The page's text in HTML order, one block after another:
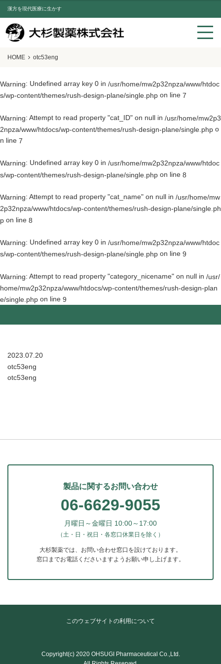
漢方を現代医療に生かす
HOME otc53eng
Warning: Undefined array key 0 in /usr/home/mw2p32npza/www/htdoc
s/wp-content/themes/rush-design-plane/single.php on line 7
Warning: Attempt to read property "cat_ID" on null in /usr/home/mw2p3
2npza/www/htdocs/wp-content/themes/rush-design-plane/single.php o
n line 7
Warning: Undefined array key 0 in /usr/home/mw2p32npza/www/htdoc
s/wp-content/themes/rush-design-plane/single.php on line 8
Warning: Attempt to read property "cat_name" on null in /usr/home/mw
2p32npza/www/htdocs/wp-content/themes/rush-design-plane/single.ph
p on line 8
Warning: Undefined array key 0 in /usr/home/mw2p32npza/www/htdoc
s/wp-content/themes/rush-design-plane/single.php on line 9
Warning: Attempt to read property "category_nicename" on null in /usr/
home/mw2p32npza/www/htdocs/wp-content/themes/rush-design-plan
e/single.php on line 9
2023.07.20
otc53eng
otc53eng
製品に関するお問い合わせ
06-6629-9055
月曜日～金曜日 10:00～17:00
（土・日・祝日・各窓口休業日を除く）
大杉製薬では、お問い合わせ窓口を設けております。
窓口までお電話くださいますようお願い申し上げます。
このウェブサイトの利用について
Copyright(c) 2020 OHSUGI Pharmaceutical Co.,Ltd.